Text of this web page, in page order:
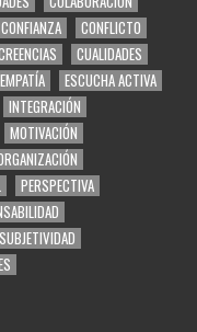
CONFIANZA
CONFLICTO
CUALIDADES
EMPATÍA
ESCUCHA ACTIVA
INTEGRACIÓN
MOTIVACIÓN
PERSPECTIVA
SUBJETIVIDAD